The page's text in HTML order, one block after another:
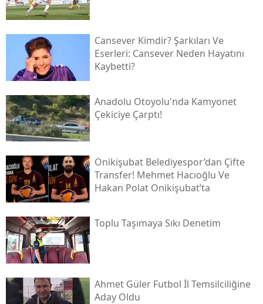
Cansever Kimdir? Şarkıları Ve
Eserleri: Cansever Neden Hayatını
Kaybetti?
Anadolu Otoyolu'nda Kamyonet
Çekiciye Çarptı!
Onikişubat Belediyespor’dan Çifte
Transfer! Mehmet Hacıoğlu Ve
Hakan Polat Onikişubat’ta
Toplu Taşımaya Sıkı Denetim
Ahmet Güler Futbol İl Temsilciliğine
Aday Oldu